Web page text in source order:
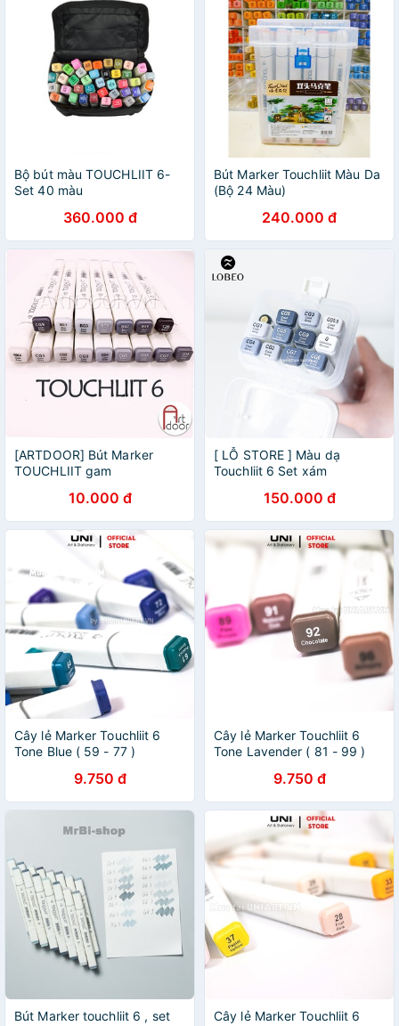
Bộ bút màu TOUCHLIIT 6-
Set 40 màu
360.000 đ
Bút Marker Touchliit Màu Da
(Bộ 24 Màu)
240.000 đ
[ARTDOOR] Bút Marker
TOUCHLIIT gam
10.000 đ
[ LỖ STORE ] Màu dạ
Touchliit 6 Set xám
150.000 đ
Cây lẻ Marker Touchliit 6
Tone Blue ( 59 - 77 )
9.750 đ
Cây lẻ Marker Touchliit 6
Tone Lavender ( 81 - 99 )
9.750 đ
Bút Marker touchliit 6 , set
Cây lẻ Marker Touchliit 6